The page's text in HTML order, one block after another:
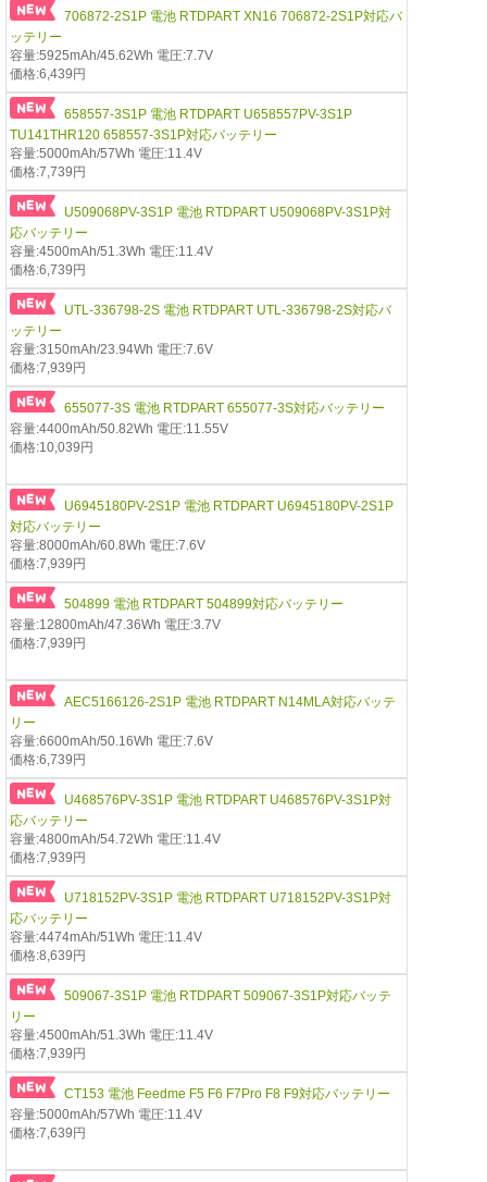
706872-2S1P 電池 RTDPART XN16 706872-2S1P対応バ
ッテリー
容量:5925mAh/45.62Wh 電圧:7.7V
価格:6,439円
658557-3S1P 電池 RTDPART U658557PV-3S1P
TU141THR120 658557-3S1P対応バッテリー
容量:5000mAh/57Wh 電圧:11.4V
価格:7,739円
U509068PV-3S1P 電池 RTDPART U509068PV-3S1P対
応バッテリー
容量:4500mAh/51.3Wh 電圧:11.4V
価格:6,739円
UTL-336798-2S 電池 RTDPART UTL-336798-2S対応バ
ッテリー
容量:3150mAh/23.94Wh 電圧:7.6V
価格:7,939円
655077-3S 電池 RTDPART 655077-3S対応バッテリー
容量:4400mAh/50.82Wh 電圧:11.55V
価格:10,039円
U6945180PV-2S1P 電池 RTDPART U6945180PV-2S1P
対応バッテリー
容量:8000mAh/60.8Wh 電圧:7.6V
価格:7,939円
504899 電池 RTDPART 504899対応バッテリー
容量:12800mAh/47.36Wh 電圧:3.7V
価格:7,939円
AEC5166126-2S1P 電池 RTDPART N14MLA対応バッテ
リー
容量:6600mAh/50.16Wh 電圧:7.6V
価格:6,739円
U468576PV-3S1P 電池 RTDPART U468576PV-3S1P対
応バッテリー
容量:4800mAh/54.72Wh 電圧:11.4V
価格:7,939円
U718152PV-3S1P 電池 RTDPART U718152PV-3S1P対
応バッテリー
容量:4474mAh/51Wh 電圧:11.4V
価格:8,639円
509067-3S1P 電池 RTDPART 509067-3S1P対応バッテ
リー
容量:4500mAh/51.3Wh 電圧:11.4V
価格:7,939円
CT153 電池 Feedme F5 F6 F7Pro F8 F9対応バッテリー
容量:5000mAh/57Wh 電圧:11.4V
価格:7,639円